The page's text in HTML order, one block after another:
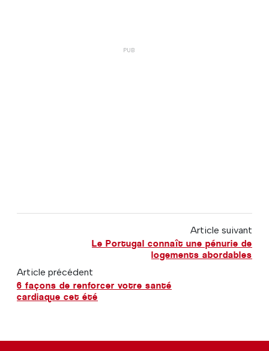
Article suivant
Le Portugal connaît une pénurie de
logements abordables
Article précédent
6 façons de renforcer votre santé
cardiaque cet été